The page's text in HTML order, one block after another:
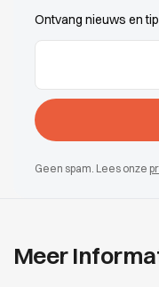
Ontvang nieuws en
E-Mail-Adressen
Geen spam. Lees onze
Meer